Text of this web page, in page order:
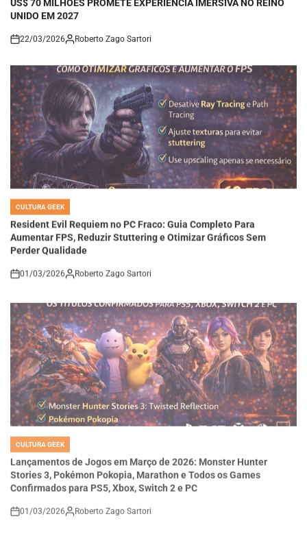
UNIDO EM 2027
on
IN
CULTURA GEEK
Resident Evil Requiem no PC Fraco: Guia Completo Para
Aumentar FPS, Reduzir Stuttering e Otimizar Gráficos Sem
Perder Qualidade
01/03/2026
POSTED
CULTURA GEEK
Lançamentos de Jogos em Março de 2026: Monster Hunter
Stories 3, Pokémon Pokopia, Marathon e Todos os Games
Confirmados para PS5, Xbox, Switch 2 e PC
on
01/03/2026 Roberto Zago Sartori